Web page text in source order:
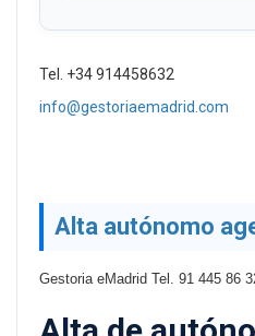
Tel. +34 914458632
info@gestoriaemadrid.com
Alta autónomo
Gestoria eMadrid Tel. 91 445 86